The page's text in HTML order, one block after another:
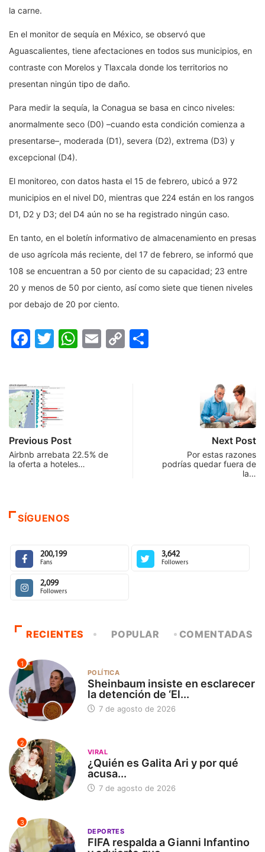
la carne.
En el monitor de sequía en México, se observó que
Aguascalientes, tiene afectaciones en todos sus municipios, en
contraste con Morelos y Tlaxcala donde los territorios no
presentan ningún tipo de daño.
Para medir la sequía, la Conagua se basa en cinco niveles:
anormalmente seco (D0) –cuando esta condición comienza a
presentarse–, moderada (D1), severa (D2), extrema (D3) y
excepcional (D4).
El monitoreo, con datos hasta el 15 de febrero, ubicó a 972
municipios en el nivel D0, mientras que 224 están en los rangos
D1, D2 y D3; del D4 aún no se ha registrado ningún caso.
En tanto, en el boletín informativo de almacenamiento en presas
de uso agrícola más reciente, del 17 de febrero, se informó que
108 se encuentran a 50 por ciento de su capacidad; 23 entre
20 y menos de 50 por ciento, así como siete que tienen niveles
por debajo de 20 por ciento.
Facebook
Twitter
WhatsApp
Email
Copy
Previous Post
Airbnb arrebata 22.5% de
la oferta a hoteles…
Next Post
Por estas razones
podrías quedar fuera de
la…
SÍGUENOS
200,199
Fans
3,642
Followers
2,099
Followers
RECIENTES POPULAR COMENTADAS
1
POLÍTICA
Sheinbaum insiste en esclarecer
la detención de ‘El...
7 de agosto de 2026
2
VIRAL
¿Quién es Galita Ari y por qué
acusa...
7 de agosto de 2026
3
DEPORTES
FIFA respalda a Gianni Infantino